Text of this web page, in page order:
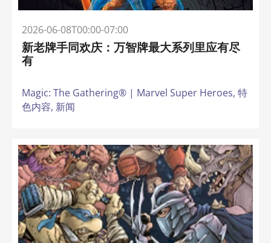
2026-06-08T00:00-07:00
新老牌手同欢庆：万智牌最大系列里应有尽
有
Magic: The Gathering® | Marvel Super Heroes, 特
色内容, 新闻